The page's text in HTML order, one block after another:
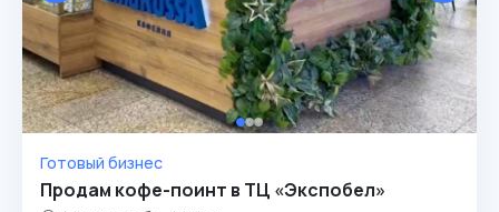
Готовый бизнес
Продам кофе-поинт в ТЦ «Экспобел»